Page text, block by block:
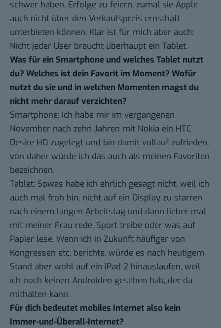
schwer haben, Erfolge zu feiern, zumal sie Apple
auch nicht über den Verkaufspreis ernsthaft
unterbieten können. Klar ist für mich aber auch:
Nicht jeder User braucht überhaupt ein Tablet.
Was für ein Smartphone und welches Tablet nutzt
du? Welches ist dein Favorit im Moment? Wofür
nutzt du sie und in welchen Momenten magst du
nicht mehr darauf verzichten?
Smartphone: Ich habe mir im vergangenen
November nach zehn Jahren mit Nokia ein HTC
Desire HD zugelegt und bin damit vollauf zufrieden,
von daher würde ich das auch als meinen Favoriten
bezeichnen.
Tablet: Sowas habe ich ehrlich gesagt nicht, weil ich
auch mal froh bin, nicht auf ein Display zu starren
nach einem langen Arbeitstag und dann lieber mal
mit meiner Frau rede, Sport treibe oder was auf
Papier lese. Wenn ich in Zukunft häufiger von
Kongressen etc. berichte, würde es nach heutigem
Stand aber wohl auf ein iPad 2 hinauslaufen, weil
ich noch keinen Androiden gesehen hab, der da
mithalten kann.
Für dich bedeutet mobiles Internet also kein
Immer-und-Überall-Internet?